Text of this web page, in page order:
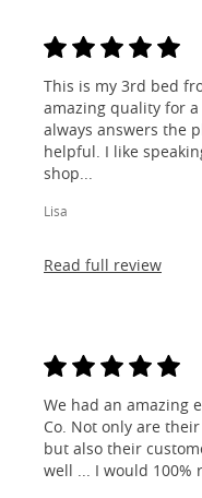
This is my 3rd bed
amazing quality for a
always answers the
helpful. I like
shop...
Lisa
Read full review
We had an amazing
Co. Not only are
but also their
well ... I would 100%